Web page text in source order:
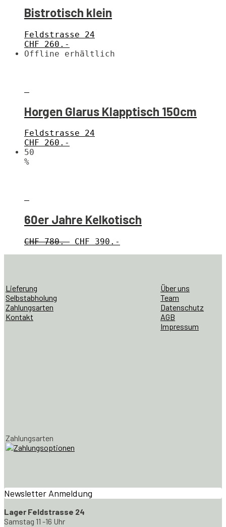
Bistrotisch klein
Feldstrasse 24
CHF 260.-
Offline erhältlich
Horgen Glarus Klapptisch 150cm
Feldstrasse 24
CHF 260.-
50
%
60er Jahre Kelkotisch
CHF 780.- CHF 390.-
Lieferung
Selbstabholung
Zahlungsarten
Kontakt
Über uns
Team
Datenschutz
AGB
Impressum
Zahlungsarten
Newsletter Anmeldung
Lager Feldstrasse 24
Samstag 11 -16 Uhr